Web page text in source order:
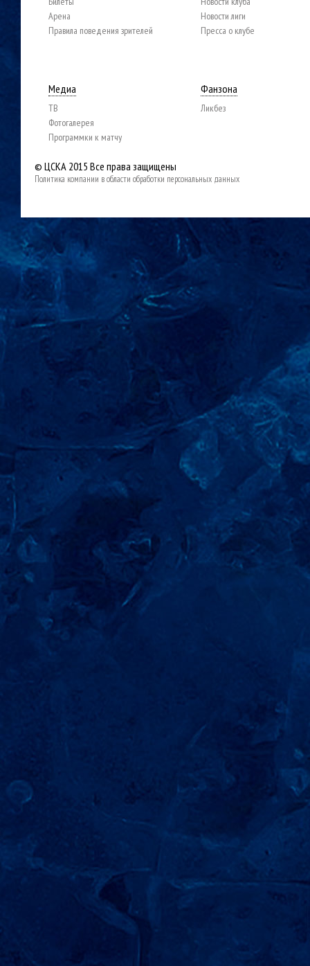
Арена
Правила поведения зрителей
Новости лиги
Пресса о клубе
Медиа
ТВ
Фотогалерея
Программки к матчу
Фанзона
Ликбез
© ЦСКА 2015 Все права защищены
Политика компании в области обработки персональных данных